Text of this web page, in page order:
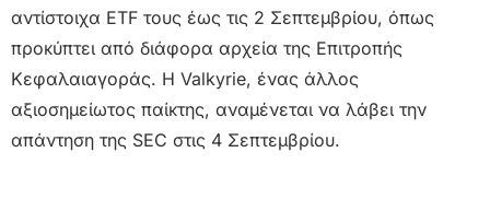
αντίστοιχα ETF τους έως τις 2 Σεπτεμβρίου, όπως
προκύπτει από διάφορα αρχεία της Επιτροπής
Κεφαλαιαγοράς. Η Valkyrie, ένας άλλος
αξιοσημείωτος παίκτης, αναμένεται να λάβει την
απάντηση της SEC στις 4 Σεπτεμβρίου.